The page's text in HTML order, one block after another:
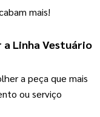
mais!
a Linha Vestuário
a peça que mais
ou serviço